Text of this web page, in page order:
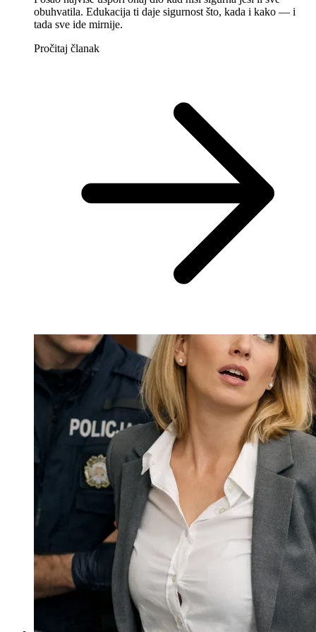
obuhvatila. Edukacija ti daje sigurnost što, kada i kako — i
tada sve ide mirnije.
Pročitaj članak